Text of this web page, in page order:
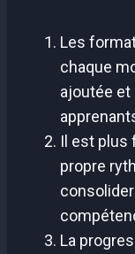
Les
chaque
ajoutée et
Il est plus
propre
La